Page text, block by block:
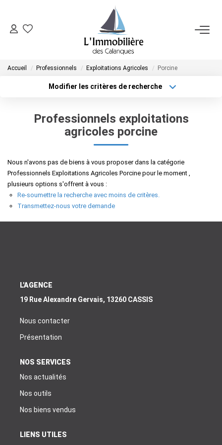
SYNDIC
ACHETER
NOTRE AGENCE
CONTACT
Accueil Professionnels Exploitations Agricoles Porcine
Modifier les critères de recherche
Budget max
Professionnels exploitations
agricoles porcine
Nous n'avons pas de biens à vous proposer dans la catégorie
Professionnels Exploitations Agricoles Porcine pour le moment ,
plusieurs options s'offrent à vous :
Re-soumettre la recherche avec moins de critères.
Transmettez-nous votre demande
L'AGENCE
19 Rue Alexandre Gervais, 13260 CASSIS
Nous contacter
Présentation
NOS SERVICES
Nos actualités
Nos outils
Nos biens vendus
LIENS UTILES